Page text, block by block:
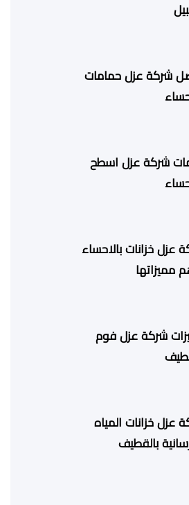
شركة عزل حمامات
شركة عزل اسطح
عزل خزانات بالاحساء
مميزاتها
شركة عزل فوم
عزل خزانات المياه
بالقطيف